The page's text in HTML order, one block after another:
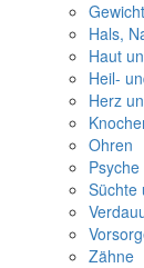
Gewicht
Hals,
Haut
Heil-
Herz
Ohren
Psyche
Süchte
Zähne